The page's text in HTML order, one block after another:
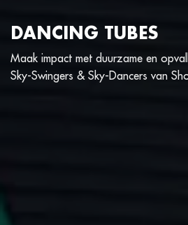
DANCING TUBES
Maak impact met duurzame en
Sky-Swingers & Sky-Dancers van